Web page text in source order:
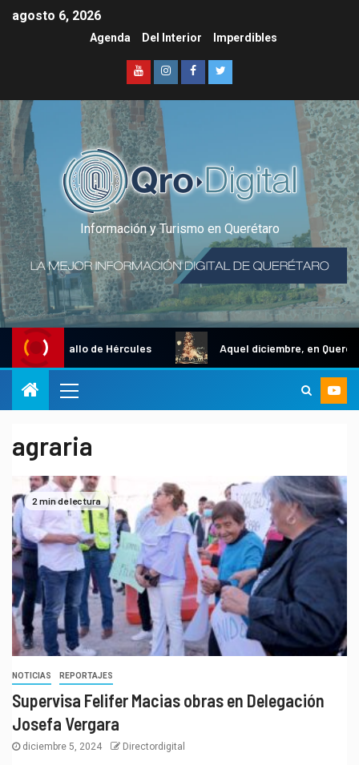
agosto 6, 2026
Agenda Del Interior Imperdibles
Información y Turismo en Querétaro
Gallo de Hércules Aquel diciembre, en Querétaro
agraria
2 min de lectura
NOTICIAS REPORTAJES
Supervisa Felifer Macias obras en Delegación
Josefa Vergara
diciembre 5, 2024 Directordigital